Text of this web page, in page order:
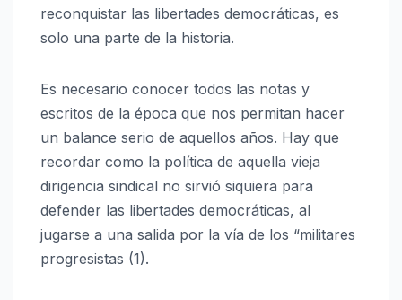
reconquistar las libertades democráticas, es
solo una parte de la historia.
Es necesario conocer todos las notas y
escritos de la época que nos permitan hacer
un balance serio de aquellos años. Hay que
recordar como la política de aquella vieja
dirigencia sindical no sirvió siquiera para
defender las libertades democráticas, al
jugarse a una salida por la vía de los “militares
progresistas (1).